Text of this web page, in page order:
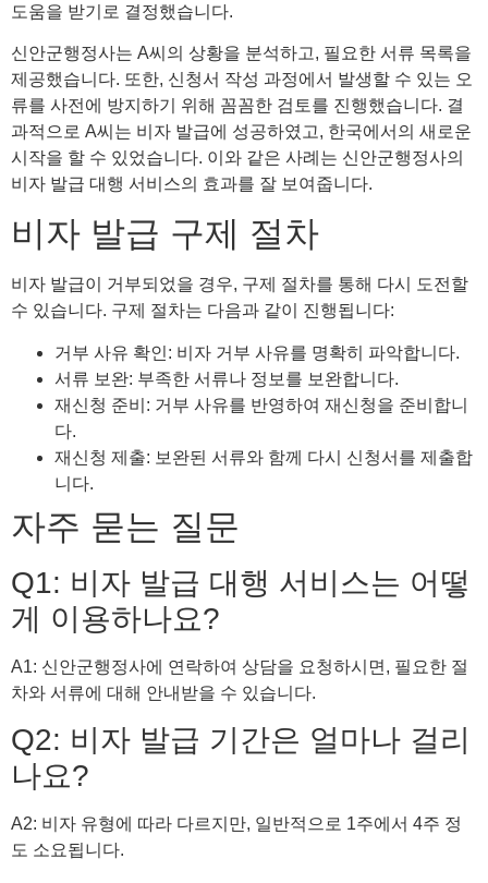
도움을 받기로 결정했습니다.
신안군행정사는 A씨의 상황을 분석하고, 필요한 서류 목록을
제공했습니다. 또한, 신청서 작성 과정에서 발생할 수 있는 오
류를 사전에 방지하기 위해 꼼꼼한 검토를 진행했습니다. 결
과적으로 A씨는 비자 발급에 성공하였고, 한국에서의 새로운
시작을 할 수 있었습니다. 이와 같은 사례는 신안군행정사의
비자 발급 대행 서비스의 효과를 잘 보여줍니다.
비자 발급 구제 절차
비자 발급이 거부되었을 경우, 구제 절차를 통해 다시 도전할
수 있습니다. 구제 절차는 다음과 같이 진행됩니다:
거부 사유 확인: 비자 거부 사유를 명확히 파악합니다.
서류 보완: 부족한 서류나 정보를 보완합니다.
재신청 준비: 거부 사유를 반영하여 재신청을 준비합니
다.
재신청 제출: 보완된 서류와 함께 다시 신청서를 제출합
니다.
자주 묻는 질문
Q1: 비자 발급 대행 서비스는 어떻
게 이용하나요?
A1: 신안군행정사에 연락하여 상담을 요청하시면, 필요한 절
차와 서류에 대해 안내받을 수 있습니다.
Q2: 비자 발급 기간은 얼마나 걸리
나요?
A2: 비자 유형에 따라 다르지만, 일반적으로 1주에서 4주 정
도 소요됩니다.